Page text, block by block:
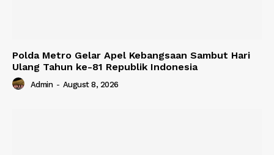
Polda Metro Gelar Apel Kebangsaan Sambut Hari
Ulang Tahun ke-81 Republik Indonesia
Admin - August 8, 2026